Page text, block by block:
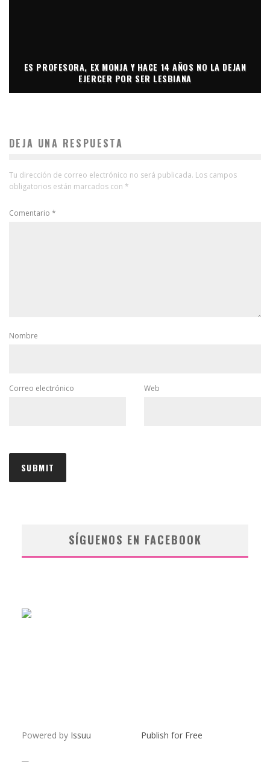
ES PROFESORA, EX MONJA Y HACE 14 AÑOS NO LA DEJAN
EJERCER POR SER LESBIANA
DEJA UNA RESPUESTA
Tu dirección de correo electrónico no será publicada. Los campos
obligatorios están marcados con *
Comentario *
Nombre
Correo electrónico Web
SÍGUENOS EN FACEBOOK
Powered by Issuu Publish for Free